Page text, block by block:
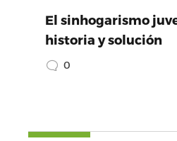
El sinhogarismo
historia y solución
0